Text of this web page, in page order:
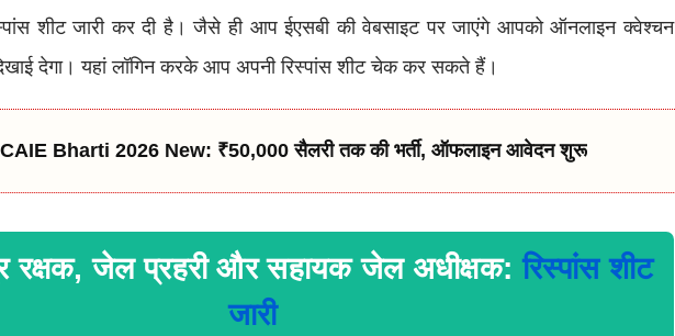
शीट जारी कर दी है। जैसे ही आप ईएसबी की वेबसाइट पर जाएंगे आपको ऑनलाइन क्वेश्चन
देगा। यहां लॉगिन करके आप अपनी रिस्पांस शीट चेक कर सकते हैं।
Bharti 2026 New: ₹50,000 सैलरी तक की भर्ती, ऑफलाइन आवेदन शुरू
रक्षक, जेल प्रहरी और सहायक जेल अधीक्षक:रिस्पांस शीट
जारी